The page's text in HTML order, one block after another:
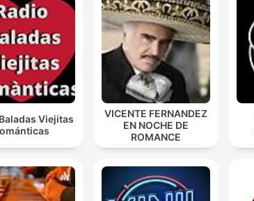
Viejitas
VICENTE FERNANDEZ
EN NOCHE DE
ROMANCE